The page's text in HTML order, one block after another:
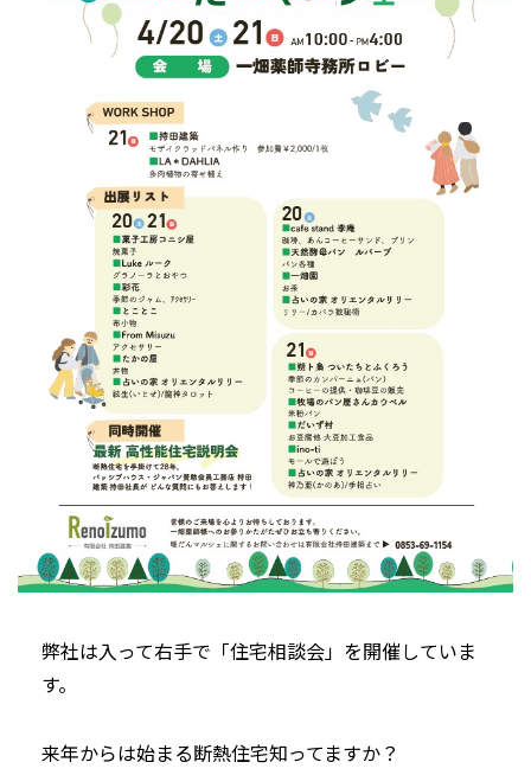
弊社は入って右手で「住宅相談会」を開催していま
す。
来年からは始まる断熱住宅知ってますか？